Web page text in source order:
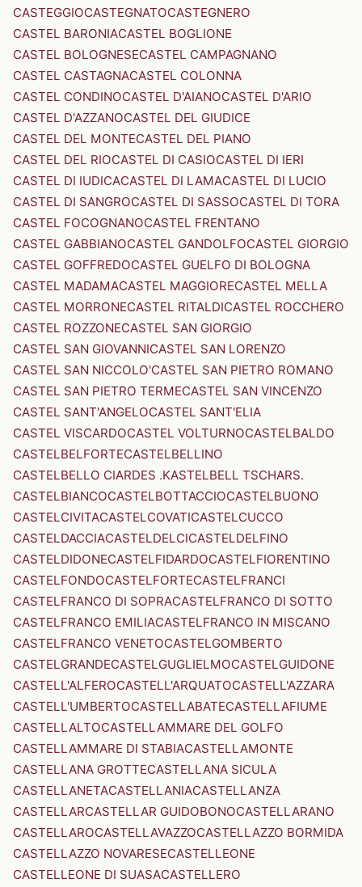
CASTEGGIOCASTEGNATOCASTEGNERO
CASTEL BARONIACASTEL BOGLIONE
CASTEL BOLOGNESECASTEL CAMPAGNANO
CASTEL CASTAGNACASTEL COLONNA
CASTEL CONDINOCASTEL D'AIANOCASTEL D'ARIO
CASTEL D'AZZANOCASTEL DEL GIUDICE
CASTEL DEL MONTECASTEL DEL PIANO
CASTEL DEL RIOCASTEL DI CASIOCASTEL DI IERI
CASTEL DI IUDICACASTEL DI LAMACASTEL DI LUCIO
CASTEL DI SANGROCASTEL DI SASSOCASTEL DI TORA
CASTEL FOCOGNANOCASTEL FRENTANO
CASTEL GABBIANOCASTEL GANDOLFOCASTEL GIORGIO
CASTEL GOFFREDOCASTEL GUELFO DI BOLOGNA
CASTEL MADAMACASTEL MAGGIORECASTEL MELLA
CASTEL MORRONECASTEL RITALDICASTEL ROCCHERO
CASTEL ROZZONECASTEL SAN GIORGIO
CASTEL SAN GIOVANNICASTEL SAN LORENZO
CASTEL SAN NICCOLO'CASTEL SAN PIETRO ROMANO
CASTEL SAN PIETRO TERMECASTEL SAN VINCENZO
CASTEL SANT'ANGELOCASTEL SANT'ELIA
CASTEL VISCARDOCASTEL VOLTURNOCASTELBALDO
CASTELBELFORTECASTELBELLINO
CASTELBELLO CIARDES .KASTELBELL TSCHARS.
CASTELBIANCOCASTELBOTTACCIOCASTELBUONO
CASTELCIVITACASTELCOVATICASTELCUCCO
CASTELDACCIACASTELDELCICASTELDELFINO
CASTELDIDONECASTELFIDARDOCASTELFIORENTINO
CASTELFONDOCASTELFORTECASTELFRANCI
CASTELFRANCO DI SOPRACASTELFRANCO DI SOTTO
CASTELFRANCO EMILIACASTELFRANCO IN MISCANO
CASTELFRANCO VENETOCASTELGOMBERTO
CASTELGRANDECASTELGUGLIELMOCASTELGUIDONE
CASTELL'ALFEROCASTELL'ARQUATOCASTELL'AZZARA
CASTELL'UMBERTOCASTELLABATECASTELLAFIUME
CASTELLALTOCASTELLAMMARE DEL GOLFO
CASTELLAMMARE DI STABIACASTELLAMONTE
CASTELLANA GROTTECASTELLANA SICULA
CASTELLANETACASTELLANIACASTELLANZA
CASTELLARCASTELLAR GUIDOBONOCASTELLARANO
CASTELLAROCASTELLAVAZZOCASTELLAZZO BORMIDA
CASTELLAZZO NOVARESECASTELLEONE
CASTELLEONE DI SUASACASTELLERO